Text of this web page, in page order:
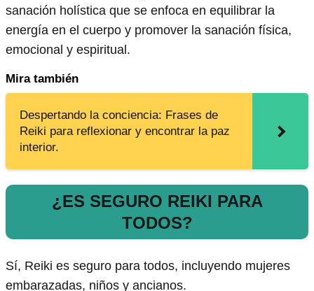
sanación holística que se enfoca en equilibrar la
energía en el cuerpo y promover la sanación física,
emocional y espiritual.
Mira también
Despertando la conciencia: Frases de
Reiki para reflexionar y encontrar la paz
interior.
¿ES SEGURO REIKI PARA
TODOS?
Sí, Reiki es seguro para todos, incluyendo mujeres
embarazadas, niños y ancianos.